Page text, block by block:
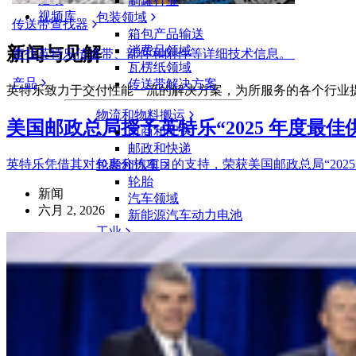
传送带查找器
查找英特乐传送带、部件和附件等详细技术信息。
产品
包装领域
箱包产品输送
消费品领域
瓦楞纸领域
传送带解决方案
物流和物料搬运
电商和配送
邮政和快递
轮胎和汽车
轮胎
汽车领域
新能源汽车动力电池
工业
视频库
新闻与见解
英特乐致力于交付性能一流的解决方案，为所服务的各个行
美国邮政总局授予英特乐“2025 年度最佳
英特乐凭借其对包裹分拣项目的支持，荣获美国邮政总局
新闻
六月 2, 2026